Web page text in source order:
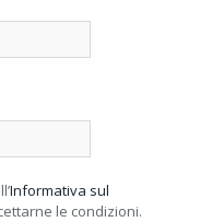
Informativa sul
le condizioni.